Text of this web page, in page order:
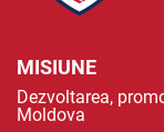
MISIUNE
Dezvoltarea,
Moldova